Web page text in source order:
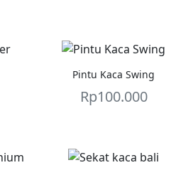
Pintu Kaca Swing
Rp100.000